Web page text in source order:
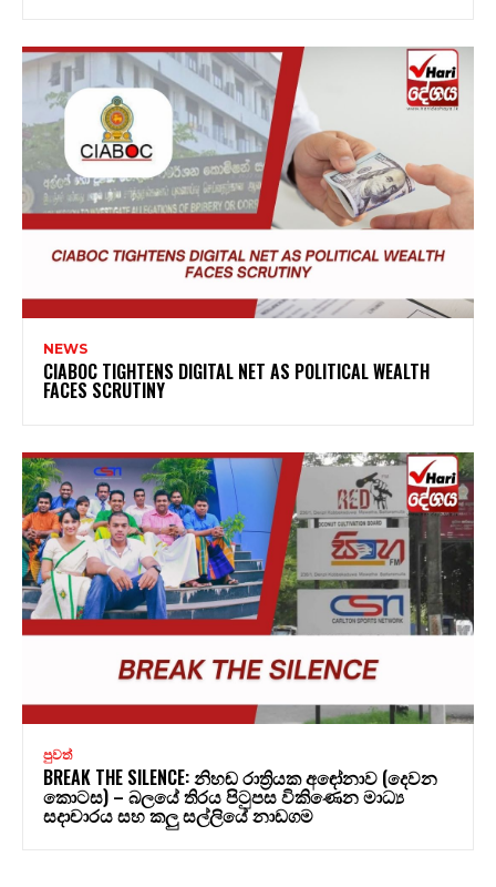
NEWS
CIABOC TIGHTENS DIGITAL NET AS POLITICAL WEALTH
FACES SCRUTINY
පුවත්
BREAK THE SILENCE: නිහඬ රාත්‍රියක අඳෝනාව (දෙවන
කොටස) – බලයේ තිරය පිටුපස විකිණෙන මාධ්‍ය
සදාචාරය සහ කලු සල්ලියේ නාඩගම